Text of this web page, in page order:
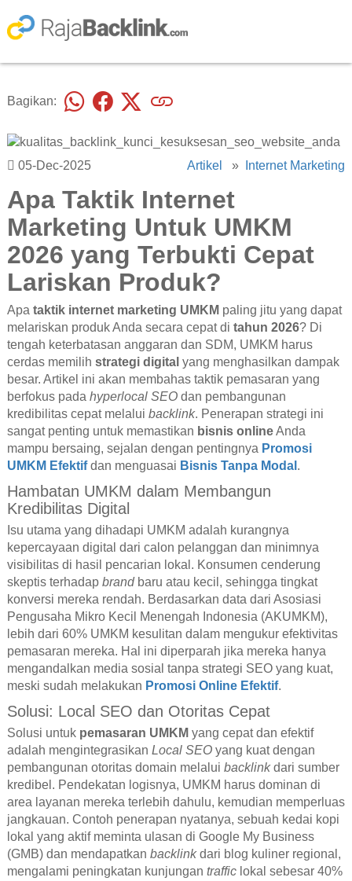
Bagikan:
05-Dec-2025 Artikel » Internet Marketing
Apa Taktik Internet
Marketing Untuk UMKM
2026 yang Terbukti Cepat
Lariskan Produk?
Apa taktik internet marketing UMKM paling jitu yang dapat
melariskan produk Anda secara cepat di tahun 2026? Di
tengah keterbatasan anggaran dan SDM, UMKM harus
cerdas memilih strategi digital yang menghasilkan dampak
besar. Artikel ini akan membahas taktik pemasaran yang
berfokus pada hyperlocal SEOdan pembangunan
kredibilitas cepat melalui backlink. Penerapan strategi ini
sangat penting untuk memastikan bisnis onlineAnda
mampu bersaing, sejalan dengan pentingnya Promosi
UMKM Efektifdan menguasai Bisnis Tanpa Modal .
Hambatan UMKM dalam Membangun
Kredibilitas Digital
Isu utama yang dihadapi UMKM adalah kurangnya
kepercayaan digital dari calon pelanggan dan minimnya
visibilitas di hasil pencarian lokal. Konsumen cenderung
skeptis terhadap brandbaru atau kecil, sehingga tingkat
konversi mereka rendah. Berdasarkan data dari Asosiasi
Pengusaha Mikro Kecil Menengah Indonesia (AKUMKM),
lebih dari 60% UMKM kesulitan dalam mengukur efektivitas
pemasaran mereka. Hal ini diperparah jika mereka hanya
mengandalkan media sosial tanpa strategi SEO yang kuat,
meski sudah melakukan Promosi Online Efektif.
Solusi: Local SEO dan Otoritas Cepat
Solusi untuk pemasaran UMKM yang cepat dan efektif
adalah mengintegrasikan Local SEOyang kuat dengan
pembangunan otoritas domain melalui backlinkdari sumber
kredibel. Pendekatan logisnya, UMKM harus dominan di
area layanan mereka terlebih dahulu, kemudian memperluas
jangkauan. Contoh penerapan nyatanya, sebuah kedai kopi
lokal yang aktif meminta ulasan di Google My Business
(GMB) dan mendapatkan backlinkdari blog kuliner regional,
mengalami peningkatan kunjungan trafficlokal sebesar 40%